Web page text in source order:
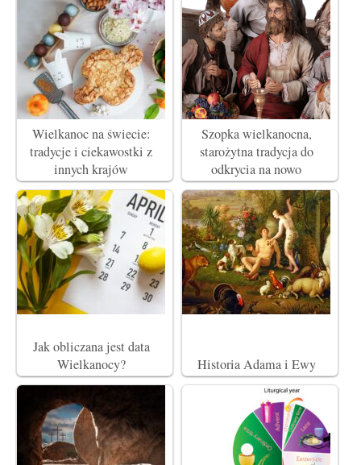
Wielkanoc na świecie:
tradycje i ciekawostki z
innych krajów
Szopka wielkanocna,
starożytna tradycja do
odkrycia na nowo
Jak obliczana jest data
Wielkanocy?
Historia Adama i Ewy